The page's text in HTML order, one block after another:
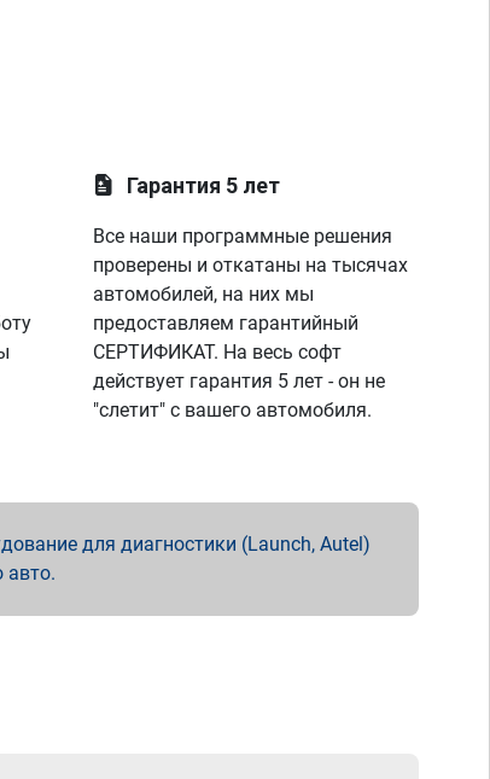
Гарантия 5 лет
Все наши программные решения
проверены и откатаны на тысячах
автомобилей, на них мы
предоставляем гарантийный
СЕРТИФИКАТ. На весь софт
действует гарантия 5 лет - он не
"слетит" с вашего автомобиля.
для диагностики (Launch, Autel)
авто.